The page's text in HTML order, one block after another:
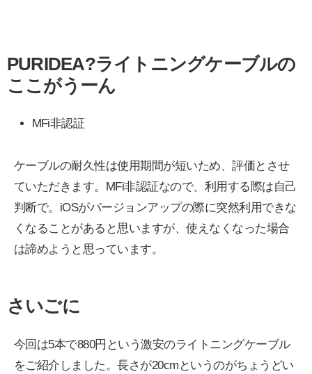
PURIDEA?ライトニングケーブルの
ここがうーん
MFi非認証
ケーブルの耐久性は使用期間が短いため、評価とさせ
ていただきます。MFi非認証なので、利用する際は自己
判断で。iOSがバージョンアップの際に突然利用できな
くなることがあると思いますが、使えなくなった場合
は諦めようと思っています。
さいごに
今回は5本で880円という激安のライトニングケーブル
をご紹介しました。長さが20cmというのがちょうどい